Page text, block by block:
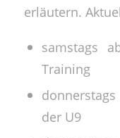
erläutern.
samstags
Training
der U9